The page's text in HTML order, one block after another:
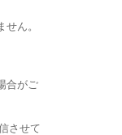
ん。
合がご
させて